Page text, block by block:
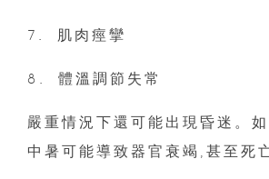
7.⁠ ⁠肌肉痙攣
8.⁠ ⁠體溫調節失常
嚴重情況下還可能出現昏迷。
中暑可能導致器官衰竭,甚至死